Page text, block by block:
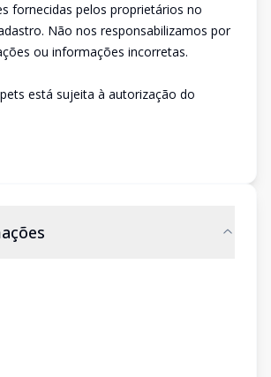
fornecidas pelos proprietários no
Não nos responsabilizamos por
ou informações incorretas.
está sujeita à autorização do